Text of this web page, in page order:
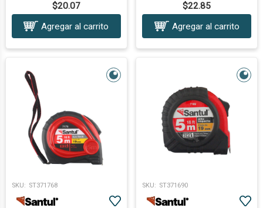
$20.07
Agregar al carrito
$22.85
Agregar al carrito
SKU: ST371768 SKU: ST371690